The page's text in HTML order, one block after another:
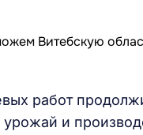
работ
урожай и